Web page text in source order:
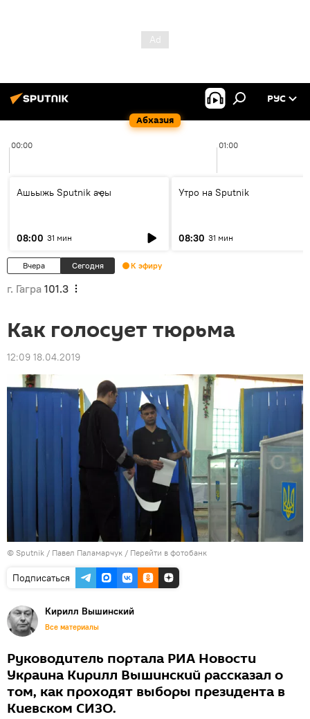
Абхазия
РУС
00:00 01:00
Ашьыжь Sputnik аҿы
08:00 31 мин
Утро на Sputnik
08:30 31 мин
Вчера Сегодня К эфиру
г. Гагра 101.3
Как голосует тюрьма
12:09 18.04.2019
© Sputnik / Павел Паламарчук / Перейти в фотобанк
Подписаться
Кирилл Вышинский
Все материалы
Руководитель портала РИА Новости
Украина Кирилл Вышинский рассказал о
том, как проходят выборы президента в
Киевском СИЗО.